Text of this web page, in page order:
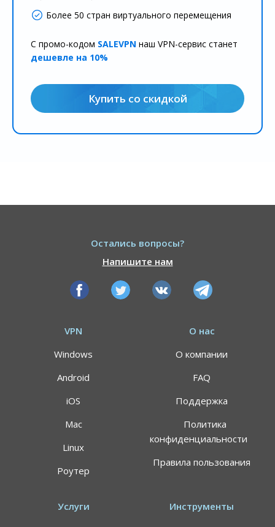
Более 50 стран виртуального перемещения
С промо-кодом SALEVPN наш VPN-сервис станет
дешевле на 10%
Купить со скидкой
Остались вопросы?
Напишите нам
VPN
Windows
Android
iOS
Mac
Linux
Роутер
О нас
О компании
FAQ
Поддержка
Политика
конфиденциальности
Правила пользования
Услуги
Инструменты